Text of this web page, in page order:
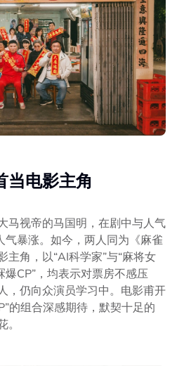
当电影主角
马视帝的马国明，在剧中与人气
气暴涨。如今，两人同为《麻雀
主角，以“AI科学家”与“麻将女
爆CP”，均表示对票房不感压
，仍向众演员学习中。电影甫开
的组合深感期待，默契十足的